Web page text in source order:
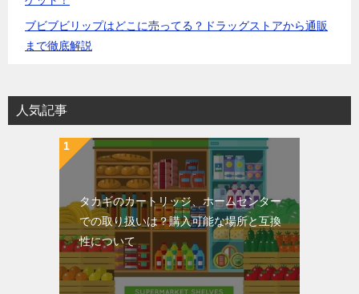
ブビブビリップはどこに売ってる？ドラッグストアから通販
まで徹底解説
人気記事
タカギのカートリッジ、ホームセンター
での取り扱いは？購入可能な場所と互換
性について